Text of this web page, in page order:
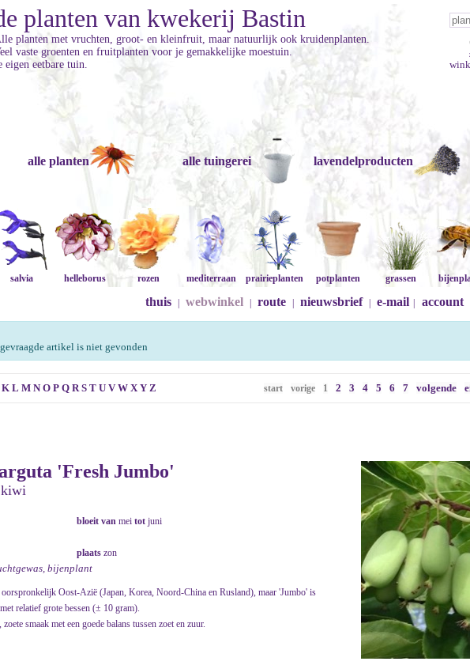
planten van kwekerij Bastin
planten met vruchten, groot- en kleinfruit, maar natuurlijk ook kruidenplanten.
vaste groenten en fruitplanten voor je gemakkelijke moestuin.
eigen eetbare tuin.
alle planten alle tuingerei lavendelproducten
salvia helleborus rozen mediterraan prairieplanten potplanten grassen
thuis webwinkel route nieuwsbrief e-mail account
artikel is niet gevonden
K L M N O P Q R S T U V W X Y Z start vorige 1 2 3 4 5 6 7 volgende
'Fresh Jumbo'
bloeit van mei tot juni
plaats zon
bijenplant
Oost-Azië (Japan, Korea, Noord-China en Rusland), maar 'Jumbo' is
relatief grote bessen (± 10 gram).
smaak met een goede balans tussen zoet en zuur.